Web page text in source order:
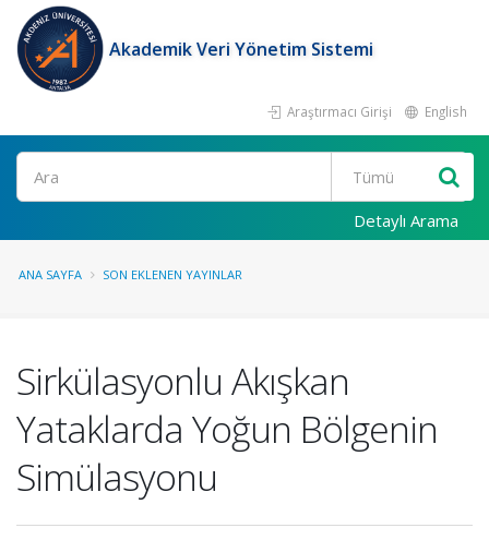
Akademik Veri Yönetim Sistemi
Araştırmacı Girişi English
Ara
Detaylı Arama
ANA SAYFA SON EKLENEN YAYINLAR
Sirkülasyonlu Akışkan
Yataklarda Yoğun Bölgenin
Simülasyonu